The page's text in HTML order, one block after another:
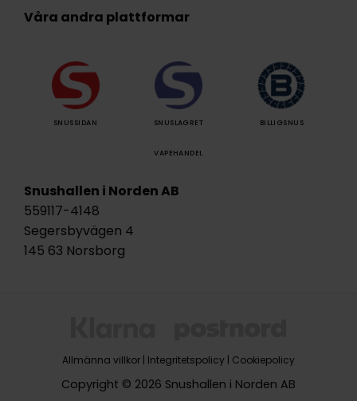
Våra andra plattformar
SNUSSIDAN SNUSLAGRET BILLIGSNUS
VAPEHANDEL
Snushallen i Norden AB
559117-4148
Segersbyvägen 4
145 63 Norsborg
Allmänna villkor | Integritetspolicy | Cookiepolicy
Copyright © 2026 Snushallen i Norden AB